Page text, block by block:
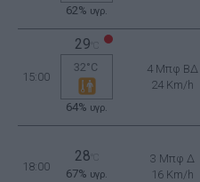
62% υγρ.
15:00
29
32°C
64% υγρ.
4 Μπφ ΒΔ
24 Km/h
18:00
28
67% υγρ.
3 Μπφ Δ
16 Km/h